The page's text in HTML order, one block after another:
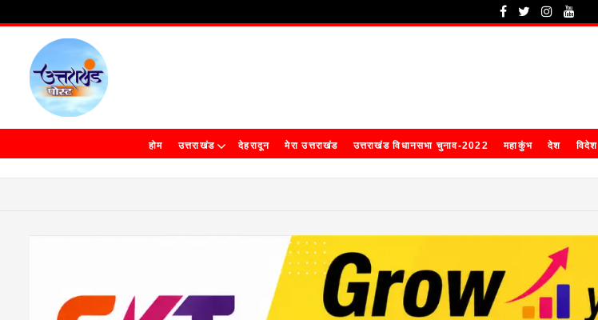
होम उत्तराखंड देहरादून मेरा उत्तराखंड उत्तराखंड विधानसभा चुनाव-2022 महाकुंभ देश विदेश